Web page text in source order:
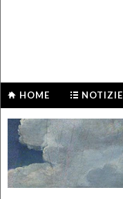
HOME NOTIZIE